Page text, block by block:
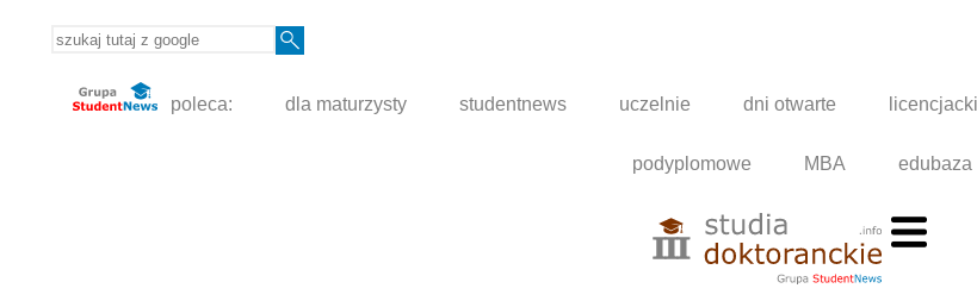
poleca: dla maturzysty studentnews uczelnie dni otwarte
podyplomowe MBA edubaza